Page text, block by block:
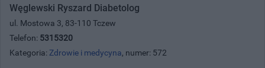
Węglewski Ryszard Diabetolog
ul. Mostowa 3, 83-110 Tczew
Telefon: 5315320
Kategoria: Zdrowie i medycyna, numer: 572